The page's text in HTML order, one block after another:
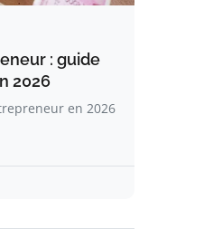
: guide
2026
en 2026